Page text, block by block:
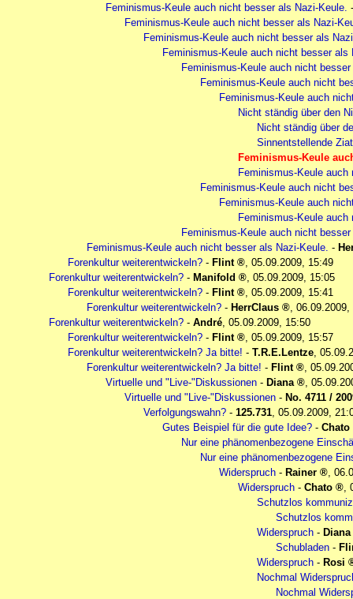
Feminismus-Keule auch nicht besser als Nazi-Keule.
Feminismus-Keule auch nicht besser als Nazi-
Feminismus-Keule auch nicht besser als
Feminismus-Keule auch nicht besser als
Feminismus-Keule auch nicht
Feminismus-Keule auch nicht
Feminismus-Keule auch
Nicht ständig über den
Nicht ständig über
Sinnentstellende
Feminismus-Keule
Feminismus-Keule
Feminismus-Keule auch nicht
Feminismus-Keule auch
Feminismus-Keule
Feminismus-Keule auch nicht
Feminismus-Keule auch nicht besser als Nazi-Keule. -
Forenkultur weiterentwickeln? - Flint
05.09.2009, 15:49
Forenkultur weiterentwickeln? - Manifold
05.09.2009, 15:05
Forenkultur weiterentwickeln? - Flint
05.09.2009, 15:41
Forenkultur weiterentwickeln? - HerrClaus
06.09.2009,
Forenkultur weiterentwickeln? - André 05.09.2009, 15:50
Forenkultur weiterentwickeln? - Flint
05.09.2009, 15:57
Forenkultur weiterentwickeln? Ja bitte! - T.R.E.Lentze
Forenkultur weiterentwickeln? Ja bitte! - Flint
Virtuelle und "Live-"Diskussionen - Diana
Virtuelle und "Live-"Diskussionen - No. 4711 /
Verfolgungswahn? - 125.731 05.09.2009,
Gutes Beispiel für die gute Idee? - Chato
Nur eine phänomenbezogene
Nur eine phänomenbezogene
Widerspruch - Rainer
Widerspruch - Chato
Schutzlos
Schutzlos
Widerspruch - Diana
Schubladen -
Widerspruch - Rosi
Nochmal
Nochmal